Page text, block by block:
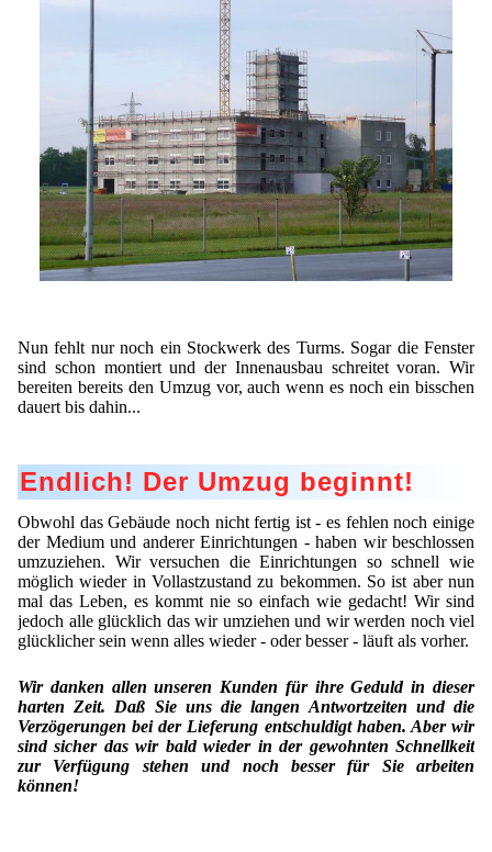
Nun fehlt nur noch ein Stockwerk des Turms. Sogar die Fenster
sind schon montiert und der Innenausbau schreitet voran. Wir
bereiten bereits den Umzug vor, auch wenn es noch ein bisschen
dauert bis dahin...
Endlich! Der Umzug beginnt!
Obwohl das Gebäude noch nicht fertig ist - es fehlen noch einige
der Medium und anderer Einrichtungen - haben wir beschlossen
umzuziehen. Wir versuchen die Einrichtungen so schnell wie
möglich wieder in Vollastzustand zu bekommen. So ist aber nun
mal das Leben, es kommt nie so einfach wie gedacht! Wir sind
jedoch alle glücklich das wir umziehen und wir werden noch viel
glücklicher sein wenn alles wieder - oder besser - läuft als vorher.
Wir danken allen unseren Kunden für ihre Geduld in dieser
harten Zeit. Daß Sie uns die langen Antwortzeiten und die
Verzögerungen bei der Lieferung entschuldigt haben. Aber wir
sind sicher das wir bald wieder in der gewohnten Schnellkeit
zur Verfügung stehen und noch besser für Sie arbeiten
können!